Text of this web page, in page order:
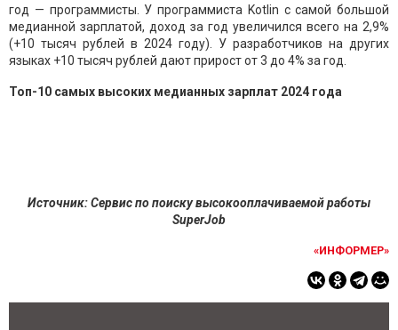
год — программисты. У программиста Kotlin с самой большой
медианной зарплатой, доход за год увеличился всего на 2,9%
(+10 тысяч рублей в 2024 году). У разработчиков на других
языках +10 тысяч рублей дают прирост от 3 до 4% за год.
Топ-10 самых высоких медианных зарплат 2024 года
Источник: Сервис по поиску высокооплачиваемой работы
SuperJob
«ИНФОРМЕР»